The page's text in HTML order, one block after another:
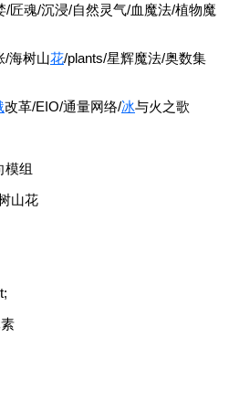
匠魂/沉浸/自然灵气/血魔法/植物魔
/海树山花/plants/星辉魔法/奥数集
改革/EIO/通量网络/冰与火之歌
模组
山花